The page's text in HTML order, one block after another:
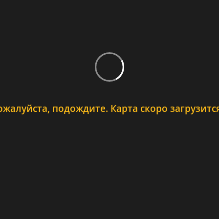
подождите. Карта скоро